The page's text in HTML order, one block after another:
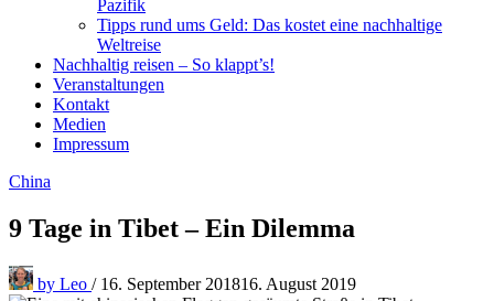
Pazifik
Tipps rund ums Geld: Das kostet eine nachhaltige
Weltreise
Nachhaltig reisen – So klappt’s!
Veranstaltungen
Kontakt
Medien
Impressum
China
9 Tage in Tibet – Ein Dilemma
by Leo / 16. September 201816. August 2019